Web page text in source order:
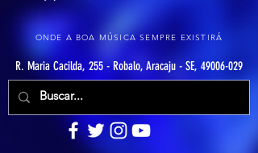
ONDE A BOA MÚSICA SEMPRE EXISTIRÁ
R. Maria Cacilda, 255 - Robalo, Aracaju - SE, 49006-029